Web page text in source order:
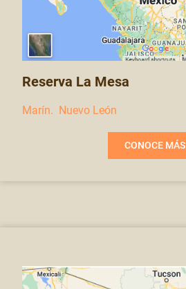
Reserva La Mesa
Marín. Nuevo León
CONOCE MÁS